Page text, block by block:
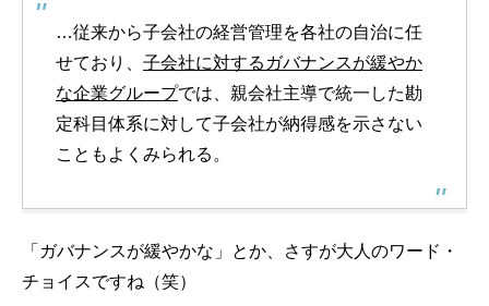
…従来から子会社の経営管理を各社の自治に任
せており、 子会社に対するガバナンスが緩やか
な企業グループでは、親会社主導で統一した勘
定科目体系に対して子会社が納得感を示さない
こともよくみられる。
「ガバナンスが緩やかな」とか、さすが大人のワード・
チョイスですね（笑）